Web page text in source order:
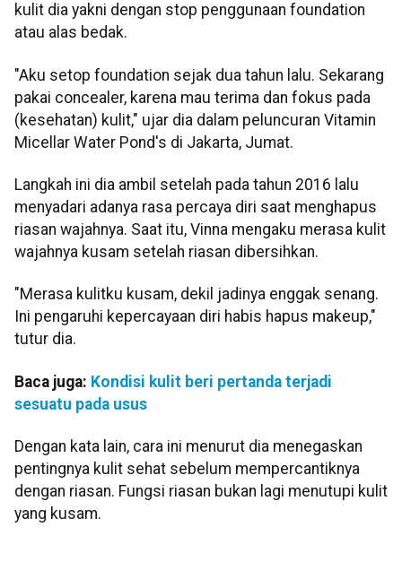
kulit dia yakni dengan stop penggunaan foundation
atau alas bedak.
"Aku setop foundation sejak dua tahun lalu. Sekarang
pakai concealer, karena mau terima dan fokus pada
(kesehatan) kulit," ujar dia dalam peluncuran Vitamin
Micellar Water Pond's di Jakarta, Jumat.
Langkah ini dia ambil setelah pada tahun 2016 lalu
menyadari adanya rasa percaya diri saat menghapus
riasan wajahnya. Saat itu, Vinna mengaku merasa kulit
wajahnya kusam setelah riasan dibersihkan.
"Merasa kulitku kusam, dekil jadinya enggak senang.
Ini pengaruhi kepercayaan diri habis hapus makeup,"
tutur dia.
Baca juga: Kondisi kulit beri pertanda terjadi
sesuatu pada usus
Dengan kata lain, cara ini menurut dia menegaskan
pentingnya kulit sehat sebelum mempercantiknya
dengan riasan. Fungsi riasan bukan lagi menutupi kulit
yang kusam.